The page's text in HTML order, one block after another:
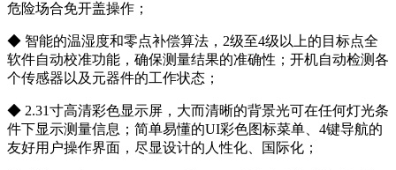
危险场合免开盖操作；
◆ 智能的温湿度和零点补偿算法，2级至4级以上的目标点全
软件自动校准功能，确保测量结果的准确性；开机自动检测各
个传感器以及元器件的工作状态；
◆ 2.31寸高清彩色显示屏，大而清晰的背景光可在任何灯光条
件下显示测量信息；简单易懂的UI彩色图标菜单、4键导航的
友好用户操作界面，尽显设计的人性化、国际化；